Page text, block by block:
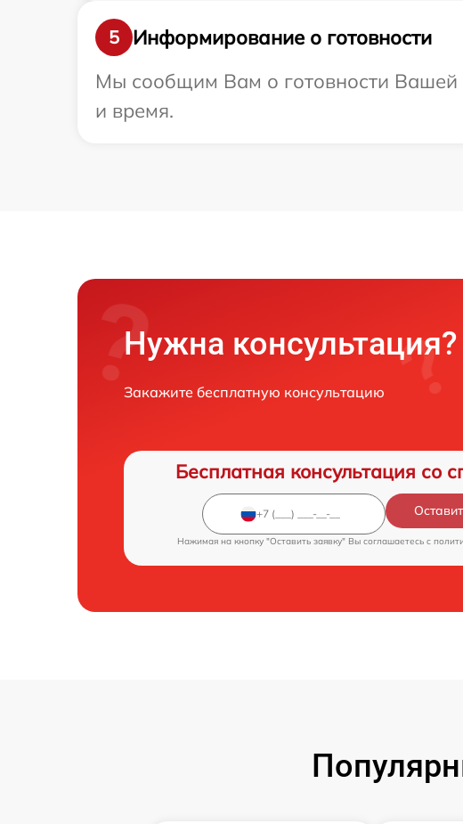
5
Информирование о готовности
Мы сообщим Вам о готовности Вашей
и время.
Нужна консультация?
Закажите бесплатную консультацию
Бесплатная консультация со
Нажимая на кнопку "Оставить заявку" Вы соглашаетесь c